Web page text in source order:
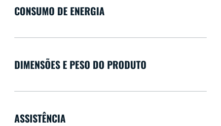
CONSUMO DE ENERGIA
DIMENSÕES E PESO DO PRODUTO
ASSISTÊNCIA